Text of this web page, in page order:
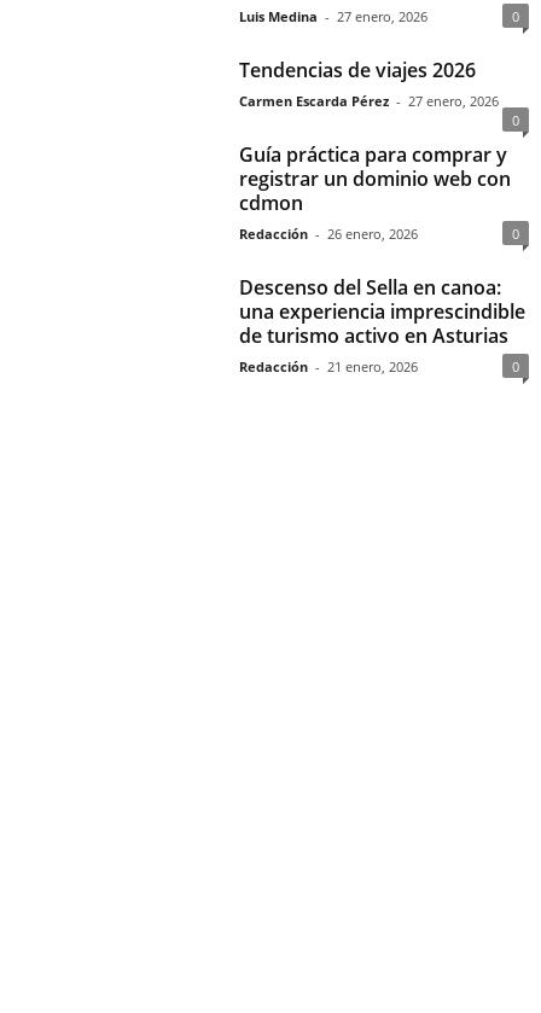
Luis Medina - 27 enero, 2026 0
Tendencias de viajes 2026
Carmen Escarda Pérez - 27 enero, 2026
0
Guía práctica para comprar y
registrar un dominio web con
cdmon
Redacción - 26 enero, 2026 0
Descenso del Sella en canoa:
una experiencia imprescindible
de turismo activo en Asturias
Redacción - 21 enero, 2026 0